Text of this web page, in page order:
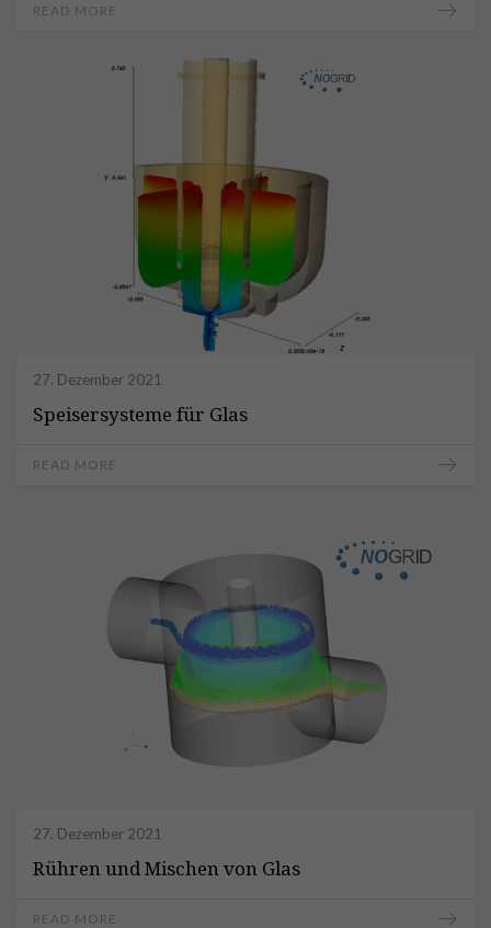
READ MORE
27. Dezember 2021
Speisersysteme für Glas
READ MORE
27. Dezember 2021
Rühren und Mischen von Glas
READ MORE